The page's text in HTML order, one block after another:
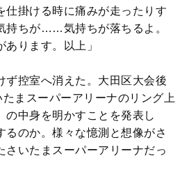
仕掛ける時に痛みが走ったりす
持ちが……気持ちが落ちるよ。
ります。以上」
ず控室へ消えた。大田区大会後
まスーパーアリーナのリング上
の中身を明かすことを発表し
るのか。様々な憶測と想像がさ
さいたまスーパーアリーナだっ